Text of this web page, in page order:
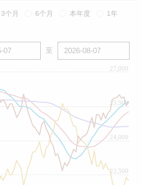
3个月 6个月 本年度 1年
至
24,000
22,500
25,500
27,000